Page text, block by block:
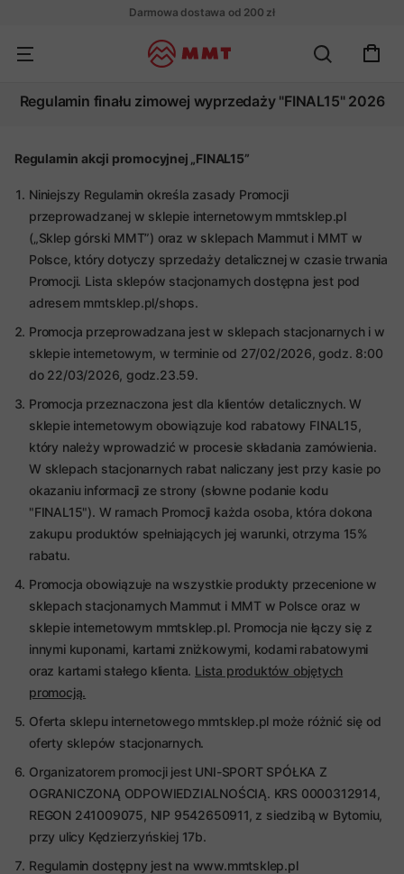
Darmowa dostawa od 200 zł
Regulamin finału zimowej wyprzedaży "FINAL15" 2026
Regulamin akcji promocyjnej „FINAL15”
Niniejszy Regulamin określa zasady Promocji
przeprowadzanej w sklepie internetowym mmtsklep.pl
(„Sklep górski MMT”) oraz w sklepach Mammut i MMT w
Polsce, który dotyczy sprzedaży detalicznej w czasie trwania
Promocji. Lista sklepów stacjonarnych dostępna jest pod
adresem mmtsklep.pl/shops.
Promocja przeprowadzana jest w sklepach stacjonarnych i w
sklepie internetowym, w terminie od 27/02/2026, godz. 8:00
do 22/03/2026, godz.23.59.
Promocja przeznaczona jest dla klientów detalicznych. W
sklepie internetowym obowiązuje kod rabatowy FINAL15,
który należy wprowadzić w procesie składania zamówienia.
W sklepach stacjonarnych rabat naliczany jest przy kasie po
okazaniu informacji ze strony (słowne podanie kodu
"FINAL15"). W ramach Promocji każda osoba, która dokona
zakupu produktów spełniających jej warunki, otrzyma 15%
rabatu.
Promocja obowiązuje na wszystkie produkty przecenione w
sklepach stacjonarnych Mammut i MMT w Polsce oraz w
sklepie internetowym mmtsklep.pl. Promocja nie łączy się z
innymi kuponami, kartami zniżkowymi, kodami rabatowymi
oraz kartami stałego klienta. Lista produktów objętych
promocją.
Oferta sklepu internetowego mmtsklep.pl może różnić się od
oferty sklepów stacjonarnych.
Organizatorem promocji jest UNI-SPORT SPÓŁKA Z
OGRANICZONĄ ODPOWIEDZIALNOŚCIĄ. KRS 0000312914,
REGON 241009075, NIP 9542650911, z siedzibą w Bytomiu,
przy ulicy Kędzierzyńskiej 17b.
Regulamin dostępny jest na www.mmtsklep.pl